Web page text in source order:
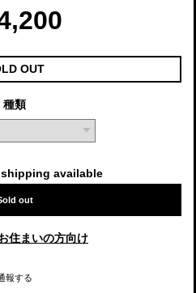
OUT
種類
available
out
住まいの方向け
報する